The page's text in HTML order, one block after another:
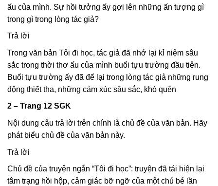
ấu của mình. Sự hồi tưởng ấy gợi lên những ấn tượng gì
trong gì trong lòng tác giả?
Trả lời
Trong văn bản Tôi đi học, tác giả đã nhớ lại kỉ niệm sâu
sắc trong thời thơ ấu của mình buổi tựu trường đầu tiên.
Buổi tựu trường ấy đã để lại trong lòng tác giả những rung
động thiết tha, những cảm xúc sâu sắc, khó quên
2 – Trang 12 SGK
Nội dung câu trả lời trên chính là chủ đề của văn bản. Hãy
phát biểu chủ đề của văn bản này.
Trả lời
Chủ đề của truyện ngắn “Tôi đi học”: truyện đã tái hiện lại
tâm trạng hồi hộp, cảm giác bỡ ngỡ của một chú bé lần